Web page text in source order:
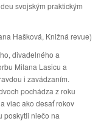
svojským praktickým
Hašková, Knižná revue)
divadelného a
Milana Lasicu a
i zavádzaním.
pochádza z roku
viac ako desať rokov
poskytli niečo na